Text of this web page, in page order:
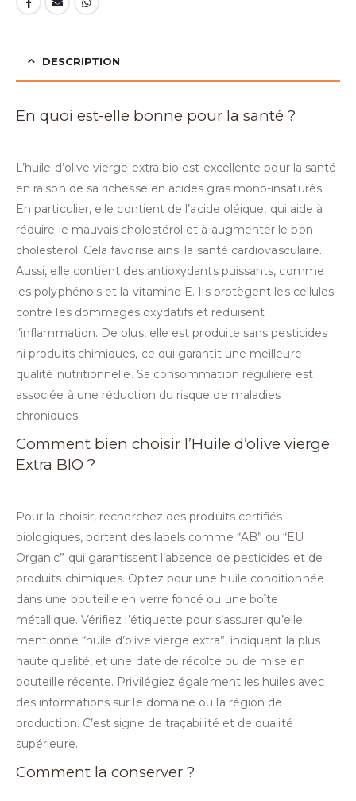
DESCRIPTION
En quoi est-elle bonne pour la santé ?
L’huile d’olive vierge extra bio est excellente pour la santé
en raison de sa richesse en acides gras mono-insaturés.
En particulier, elle contient de l’acide oléique, qui aide à
réduire le mauvais cholestérol et à augmenter le bon
cholestérol. Cela favorise ainsi la santé cardiovasculaire.
Aussi, elle contient des antioxydants puissants, comme
les polyphénols et la vitamine E. Ils protègent les cellules
contre les dommages oxydatifs et réduisent
l’inflammation. De plus, elle est produite sans pesticides
ni produits chimiques, ce qui garantit une meilleure
qualité nutritionnelle. Sa consommation régulière est
associée à une réduction du risque de maladies
chroniques.
Comment bien choisir l’Huile d’olive vierge
Extra BIO ?
Pour la choisir, recherchez des produits certifiés
biologiques, portant des labels comme “AB” ou “EU
Organic” qui garantissent l’absence de pesticides et de
produits chimiques. Optez pour une huile conditionnée
dans une bouteille en verre foncé ou une boîte
métallique. Vérifiez l’étiquette pour s’assurer qu’elle
mentionne “huile d’olive vierge extra”, indiquant la plus
haute qualité, et une date de récolte ou de mise en
bouteille récente. Privilégiez également les huiles avec
des informations sur le domaine ou la région de
production. C’est signe de traçabilité et de qualité
supérieure.
Comment la conserver ?